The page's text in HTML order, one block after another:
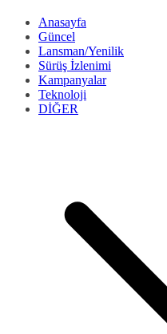
Anasayfa
Güncel
Lansman/Yenilik
Sürüş İzlenimi
Kampanyalar
Teknoloji
DİĞER